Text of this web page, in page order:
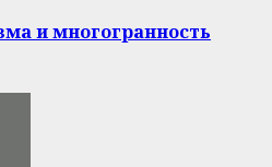
и многогранность